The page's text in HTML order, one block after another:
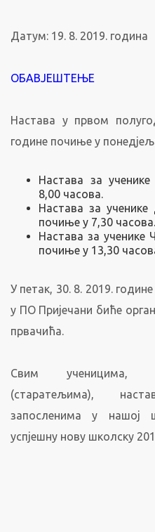
Датум: 19. 8. 2019. година
ОБАВЈЕШТЕЊЕ
Настава у првом
године почиње у
Настава за
8,00 часова.
Настава за
почиње у 7,30 часова.
Настава за
почиње у 13,30
У петак, 30. 8. 2019.
у ПО Пријечани биће
првачића.
Свим ученицима,
(старатељима),
запосленима у нашој
успјешну нову школску